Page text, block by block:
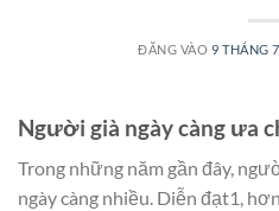
ĐĂNG VÀO 9 THÁNG
Người già ngày càng ưa
Trong những năm gần đây,
ngày càng nhiều. Diễn đạt1,